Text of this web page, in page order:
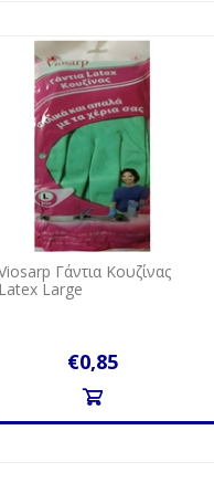
Γάντια Κουζίνας
Latex Large
€0,85